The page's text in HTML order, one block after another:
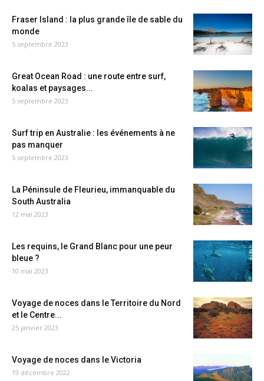
Fraser Island : la plus grande île de sable du
monde
5 septembre 2023
Great Ocean Road : une route entre surf,
koalas et paysages...
5 septembre 2023
Surf trip en Australie : les événements à ne
pas manquer
5 septembre 2023
La Péninsule de Fleurieu, immanquable du
South Australia
12 mai 2023
Les requins, le Grand Blanc pour une peur
bleue ?
10 mai 2023
Voyage de noces dans le Territoire du Nord
et le Centre...
25 janvier 2023
Voyage de noces dans le Victoria
19 décembre 2022